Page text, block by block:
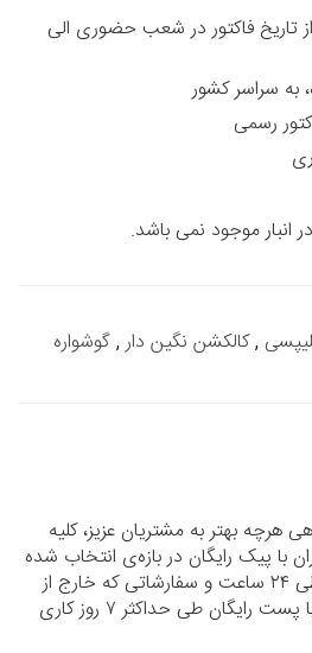
تعویض تا ۴ روز از تاریخ فاکتور در شعب حضوری الی
به سراسر کشور
موجود نمی باشد.
,کالکشن نگین دار ,گوشواره
بهتر به مشتریان عزیز، کلیه
با پیک رایگان در بازه‌ی انتخاب شده
توسط شما، حداکثر طی ۲۴ ساعت و سفارشاتی که خارج از
شهر تهران می‌باشند با پست رایگان طی حداکثر ۷ روز کاری